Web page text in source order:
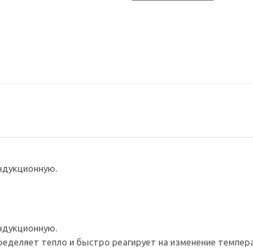
тепло и быстро реагирует на изменение